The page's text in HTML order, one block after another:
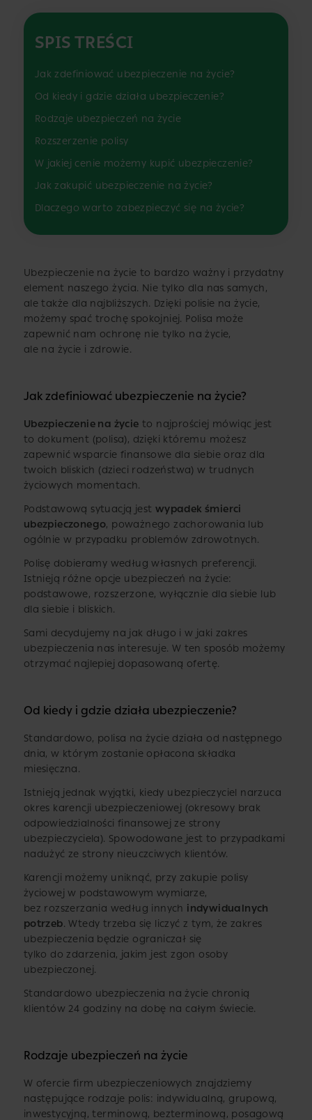
SPIS TREŚCI
Jak zdefiniować ubezpieczenie na życie?
Od kiedy i gdzie działa ubezpieczenie?
Rodzaje ubezpieczeń na życie
Rozszerzenie polisy
W jakiej cenie możemy kupić ubezpieczenie?
Jak zakupić ubezpieczenie na życie?
Dlaczego warto zabezpieczyć się na życie?
Ubezpieczenie na życie to bardzo ważny i przydatny
element naszego życia. Nie tylko dla nas samych,
ale także dla najbliższych. Dzięki polisie na życie,
możemy spać trochę spokojniej. Polisa może
zapewnić nam ochronę nie tylko na życie,
ale na życie i zdrowie.
Jak zdefiniować ubezpieczenie na życie?
Ubezpieczenie na życie to najprościej mówiąc jest
to dokument (polisa), dzięki któremu możesz
zapewnić wsparcie finansowe dla siebie oraz dla
twoich bliskich (dzieci rodzeństwa) w trudnych
życiowych momentach.
Podstawową sytuacją jest wypadek śmierci
ubezpieczonego, poważnego zachorowania lub
ogólnie w przypadku problemów zdrowotnych.
Polisę dobieramy według własnych preferencji.
Istnieją różne opcje ubezpieczeń na życie:
podstawowe, rozszerzone, wyłącznie dla siebie lub
dla siebie i bliskich.
Sami decydujemy na jak długo i w jaki zakres
ubezpieczenia nas interesuje. W ten sposób możemy
otrzymać najlepiej dopasowaną ofertę.
Od kiedy i gdzie działa ubezpieczenie?
Standardowo, polisa na życie działa od następnego
dnia, w którym zostanie opłacona składka
miesięczna.
Istnieją jednak wyjątki, kiedy ubezpieczyciel narzuca
okres karencji ubezpieczeniowej (okresowy brak
odpowiedzialności finansowej ze strony
ubezpieczyciela). Spowodowane jest to przypadkami
nadużyć ze strony nieuczciwych klientów.
Karencji możemy uniknąć, przy zakupie polisy
życiowej w podstawowym wymiarze,
bez rozszerzania według innych indywidualnych
potrzeb. Wtedy trzeba się liczyć z tym, że zakres
ubezpieczenia będzie ograniczał się
tylko do zdarzenia, jakim jest zgon osoby
ubezpieczonej.
Standardowo ubezpieczenia na życie chronią
klientów 24 godziny na dobę na całym świecie.
Rodzaje ubezpieczeń na życie
W ofercie firm ubezpieczeniowych znajdziemy
następujące rodzaje polis: indywidualną, grupową,
inwestycyjną, terminową, bezterminową, posagową